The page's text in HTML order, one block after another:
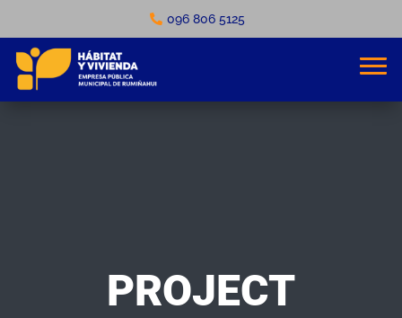
096 806 5125
PROJECT